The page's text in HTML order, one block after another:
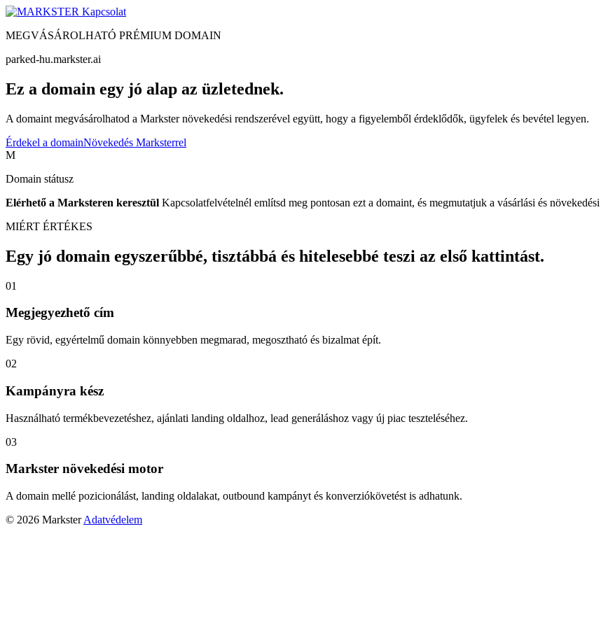
Kapcsolat
MEGVÁSÁROLHATÓ PRÉMIUM DOMAIN
parked-hu.markster.ai
Ez a domain egy jó alap az üzletednek.
A domaint megvásárolhatod a Markster növekedési rendszerével együtt, hogy a figyelemből érdeklődők, ügyfelek és bevétel legyen.
Érdekel a domainNövekedés Marksterrel
M
Domain státusz
Elérhető a Marksteren keresztül Kapcsolatfelvételnél említsd meg pontosan ezt a domaint, és megmutatjuk a vásárlási és
MIÉRT ÉRTÉKES
Egy jó domain egyszerűbbé, tisztábbá és hitelesebbé teszi az első kattintást.
01
Megjegyezhető cím
Egy rövid, egyértelmű domain könnyebben megmarad, megosztható és bizalmat épít.
02
Kampányra kész
Használható termékbevezetéshez, ajánlati landing oldalhoz, lead generáláshoz vagy új piac teszteléséhez.
03
Markster növekedési motor
A domain mellé pozicionálást, landing oldalakat, outbound kampányt és konverziókövetést is adhatunk.
© 2026 Markster Adatvédelem